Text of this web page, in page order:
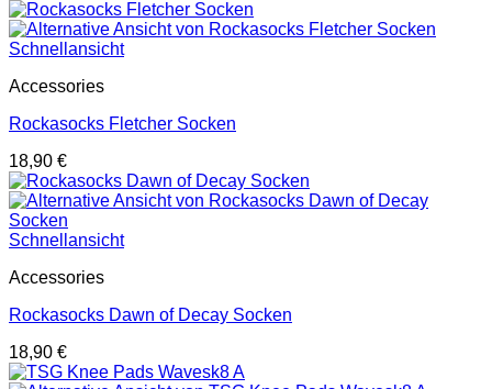
Schnellansicht
Accessories
Rockasocks Fletcher Socken
18,90 €
Schnellansicht
Accessories
Rockasocks Dawn of Decay Socken
18,90 €